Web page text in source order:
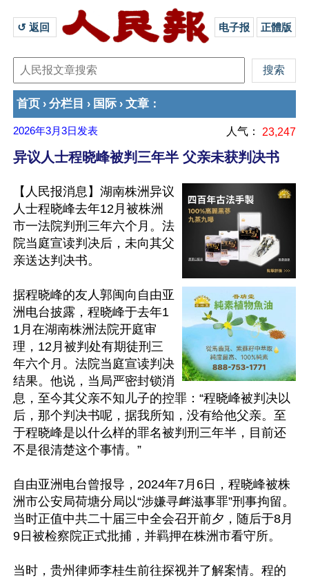
↺ 返回 电子报 正體版
首页 › 分栏目 › 国际 › 文章 ：
2026年3月3日 发表 人气： 23,247
异议人士程晓峰被判三年半 父亲未获判决书
【人民报消息】湖南株洲异议
人士程晓峰去年12月被株洲
市一法院判刑三年六个月。法
院当庭宣读判决后，未向其父
亲送达判决书。
据程晓峰的友人郭闽向自由亚
洲电台披露，程晓峰于去年1
1月在湖南株洲法院开庭审
理，12月被判处有期徒刑三
年六个月。法院当庭宣读判决
结果。他说，当局严密封锁消
息，至今其父亲不知儿子的控罪：“程晓峰被判决以
后，那个判决书呢，据我所知，没有给他父亲。至
于程晓峰是以什么样的罪名被判刑三年半，目前还
不是很清楚这个事情。”
自由亚洲电台曾报导，2024年7月6日，程晓峰被株
洲市公安局荷塘分局以“涉嫌寻衅滋事罪”刑事拘留。
当时正值中共二十届三中全会召开前夕，随后于8月
9日被检察院正式批捕，并羁押在株洲市看守所。
当时，贵州律师李桂生前往探视并了解案情。程的